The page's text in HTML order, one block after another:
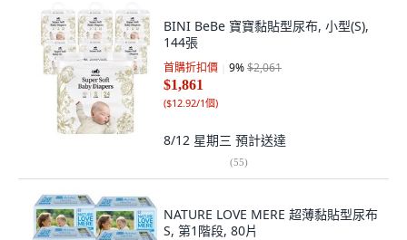
BINI BeBe 寶寶黏貼型尿布, 小型(S),
144張
首購折扣價 9%$2,061
$1,861
($12.92/1個)
8/12 星期三 預計送達
(55)
NATURE LOVE MERE 超薄黏貼型尿布
S, 第1階段, 80片